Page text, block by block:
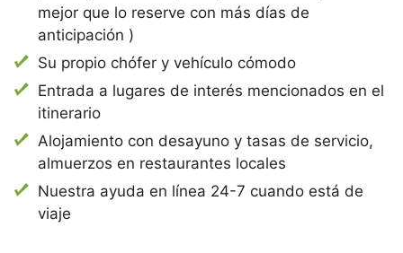
mejor que lo reserve con más días de
anticipación )
Su propio chófer y vehículo cómodo
Entrada a lugares de interés mencionados en el
itinerario
Alojamiento con desayuno y tasas de servicio,
almuerzos en restaurantes locales
Nuestra ayuda en línea 24-7 cuando está de
viaje